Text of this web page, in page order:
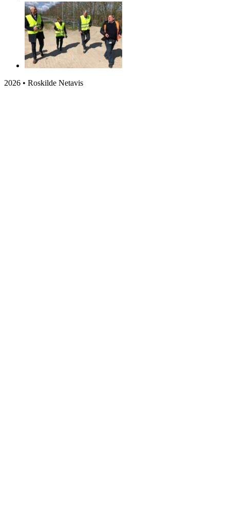
2026 • Roskilde Netavis